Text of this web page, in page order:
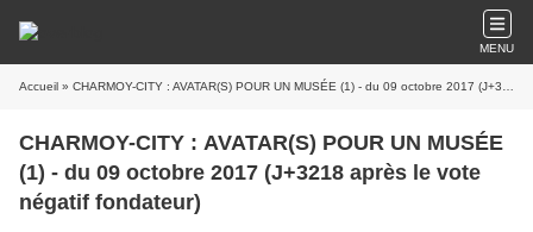
MENU
Accueil » CHARMOY-CITY : AVATAR(S) POUR UN MUSÉE (1) - du 09 octobre 2017 (J+3218 après le vote négatif fondateur)
CHARMOY-CITY : AVATAR(S) POUR UN MUSÉE
(1) - du 09 octobre 2017 (J+3218 après le vote
négatif fondateur)